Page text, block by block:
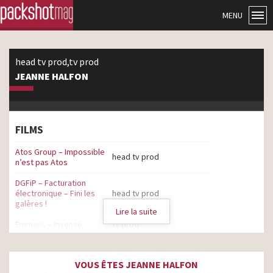
MENU
head tv prod,tv prod
JEANNE HALFON
FILMS
Atos Group – Impossible
n’est pas Atos
head tv prod
DGFiP – Facturation
électronique – Fini les
galères !
head tv prod
Emmaüs – Insensé
tv prod
Ça peut tout changer
tv prod
Lire la suite
VOUS ÊTES JEANNE HALFON